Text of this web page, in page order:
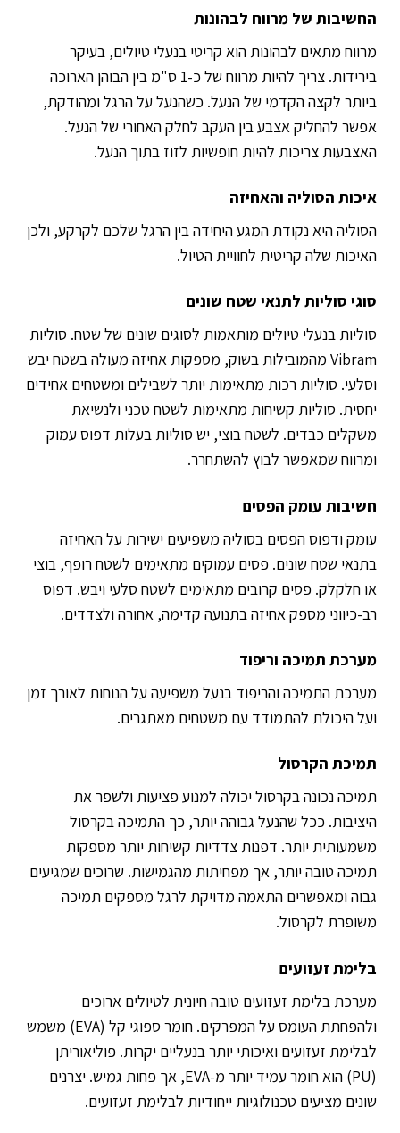
החשיבות של מרווח לבהונות
מרווח מתאים לבהונות הוא קריטי בנעלי טיולים, בעיקר
בירידות. צריך להיות מרווח של כ-1 ס"מ בין הבוהן הארוכה
ביותר לקצה הקדמי של הנעל. כשהנעל על הרגל ומהודקת,
אפשר להחליק אצבע בין העקב לחלק האחורי של הנעל.
האצבעות צריכות להיות חופשיות לזוז בתוך הנעל.
איכות הסוליה והאחיזה
הסוליה היא נקודת המגע היחידה בין הרגל שלכם לקרקע, ולכן
האיכות שלה קריטית לחוויית הטיול.
סוגי סוליות לתנאי שטח שונים
סוליות בנעלי טיולים מותאמות לסוגים שונים של שטח. סוליות
Vibram מהמובילות בשוק, מספקות אחיזה מעולה בשטח יבש
וסלעי. סוליות רכות מתאימות יותר לשבילים ומשטחים אחידים
יחסית. סוליות קשיחות מתאימות לשטח טכני ולנשיאת
משקלים כבדים. לשטח בוצי, יש סוליות בעלות דפוס עמוק
ומרווח שמאפשר לבוץ להשתחרר.
חשיבות עומק הפסים
עומק ודפוס הפסים בסוליה משפיעים ישירות על האחיזה
בתנאי שטח שונים. פסים עמוקים מתאימים לשטח רופף, בוצי
או חלקלק. פסים קרובים מתאימים לשטח סלעי ויבש. דפוס
רב-כיווני מספק אחיזה בתנועה קדימה, אחורה ולצדדים.
מערכת תמיכה וריפוד
מערכת התמיכה והריפוד בנעל משפיעה על הנוחות לאורך זמן
ועל היכולת להתמודד עם משטחים מאתגרים.
תמיכת הקרסול
תמיכה נכונה בקרסול יכולה למנוע פציעות ולשפר את
היציבות. ככל שהנעל גבוהה יותר, כך התמיכה בקרסול
משמעותית יותר. דפנות צדדיות קשיחות יותר מספקות
תמיכה טובה יותר, אך מפחיתות מהגמישות. שרוכים שמגיעים
גבוה ומאפשרים התאמה מדויקת לרגל מספקים תמיכה
משופרת לקרסול.
בלימת זעזועים
מערכת בלימת זעזועים טובה חיונית לטיולים ארוכים
ולהפחתת העומס על המפרקים. חומר ספוגי קל (EVA) משמש
לבלימת זעזועים ואיכותי יותר בנעליים יקרות. פוליאוריתן
(PU) הוא חומר עמיד יותר מ-EVA, אך פחות גמיש. יצרנים
שונים מציעים טכנולוגיות ייחודיות לבלימת זעזועים.